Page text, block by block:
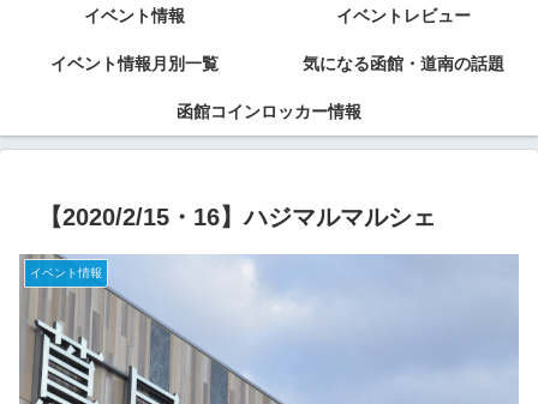
イベント情報 イベントレビュー
イベント情報月別一覧 気になる函館・道南の話題
函館コインロッカー情報
【2020/2/15・16】ハジマルマルシェ
イベント情報